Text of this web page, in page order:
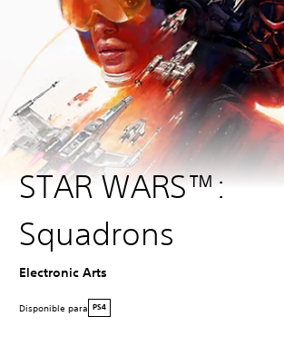
STAR WARS™:
Squadrons
Electronic Arts
Disponible para PS4